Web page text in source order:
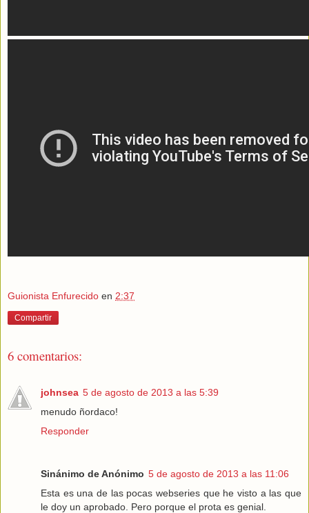
Guionista Enfurecido en 2:37
Compartir
6 comentarios:
johnsea 5 de agosto de 2013 a las 5:39
menudo ñordaco!
Responder
Sinánimo de Anónimo 5 de agosto de 2013 a las 11:06
Esta es una de las pocas webseries que he visto a las que
le doy un aprobado. Pero porque el prota es genial.